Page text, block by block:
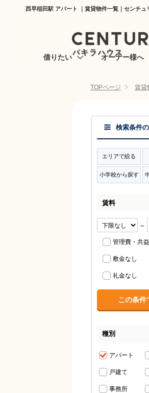
西早稲田駅 アパート ｜賃貸物件一覧｜センチュ
借りたい オーナー様へ
TOPページ 賃貸
検索条件
エリアで絞る
小学校から探す
賃料
～
管理費・共
敷金なし
礼金なし
種別
アパート
戸建て
事務所